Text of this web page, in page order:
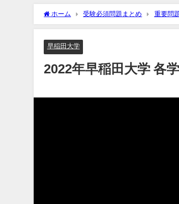
ホーム 受験必須問題まとめ 重要問
早稲田大学
2022年早稲田大学 各